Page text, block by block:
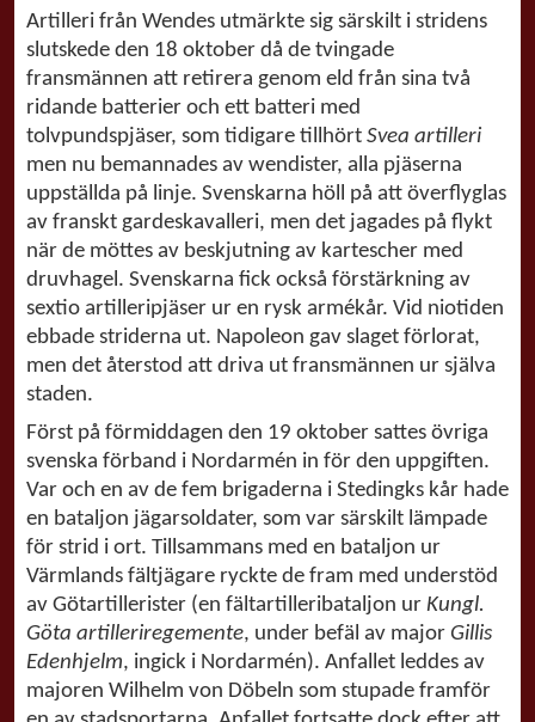
Artilleri från Wendes utmärkte sig särskilt i stridens
slutskede den 18 oktober då de tvingade
fransmännen att retirera genom eld från sina två
ridande batterier och ett batteri med
tolvpundspjäser, som tidigare tillhört Svea artilleri
men nu bemannades av wendister, alla pjäserna
uppställda på linje. Svenskarna höll på att överflyglas
av franskt gardeskavalleri, men det jagades på flykt
när de möttes av beskjutning av kartescher med
druvhagel. Svenskarna fick också förstärkning av
sextio artilleripjäser ur en rysk armékår. Vid niotiden
ebbade striderna ut. Napoleon gav slaget förlorat,
men det återstod att driva ut fransmännen ur själva
staden.
Först på förmiddagen den 19 oktober sattes övriga
svenska förband i Nordarmén in för den uppgiften.
Var och en av de fem brigaderna i Stedingks kår hade
en bataljon jägarsoldater, som var särskilt lämpade
för strid i ort. Tillsammans med en bataljon ur
Värmlands fältjägare ryckte de fram med understöd
av Götartillerister (en fältartilleribataljon ur Kungl.
Göta artilleriregemente, under befäl av major Gillis
Edenhjelm, ingick i Nordarmén). Anfallet leddes av
majoren Wilhelm von Döbeln som stupade framför